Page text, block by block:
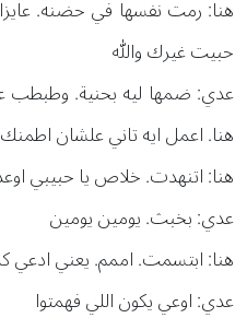
هنا: رمت نفسها في حضنه.
حبيت غيرك والله
عدي: ضمها ليه بحنية. وطبطب
هنا. اعمل ايه تاني علشان
هنا: اتنهدت. خلاص يا حبيبي
عدي: بخبث. يومين يومين
هنا: ابتسمت. اممم. يعني ادعي
عدي: اوعي يكون اللي فهمتوا